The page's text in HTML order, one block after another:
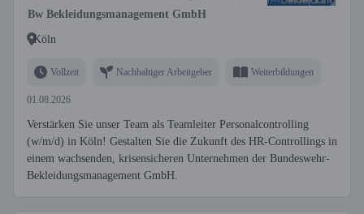
Bw Bekleidungsmanagement GmbH
Köln
Vollzeit Nachhaltiger Arbeitgeber Weiterbildungen
01.08.2026
Verstärken Sie unser Team als Teamleiter Personalcontrolling
(w/m/d) in Köln! Gestalten Sie die Zukunft des HR-Controllings in
einem wachsenden, krisensicheren Unternehmen der Bundeswehr-
Bekleidungsmanagement GmbH.